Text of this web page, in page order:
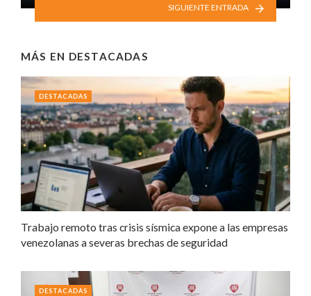
SIGUIENTE ENTRADA
MÁS EN DESTACADAS
Trabajo remoto tras crisis sísmica expone a las empresas
venezolanas a severas brechas de seguridad
DESTACADAS
DESTACADAS